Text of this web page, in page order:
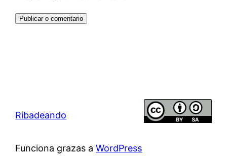
Ribadeando
Funciona grazas aWordPress